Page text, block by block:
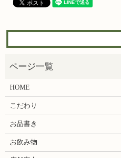
HOME
こだわり
お品書き
お飲み物